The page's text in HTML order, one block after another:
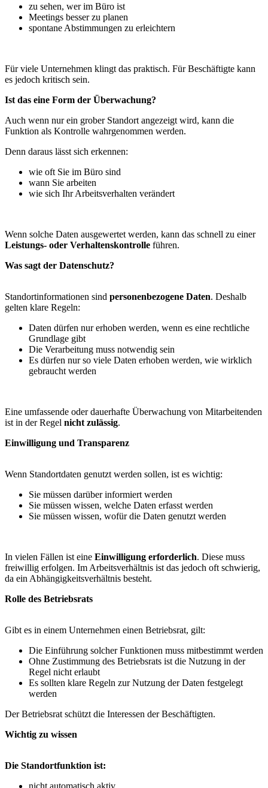
zu sehen, wer im Büro ist
Meetings besser zu planen
spontane Abstimmungen zu erleichtern
Für viele Unternehmen klingt das praktisch. Für Beschäftigte kann
es jedoch kritisch sein.
Ist das eine Form der Überwachung?
Auch wenn nur ein grober Standort angezeigt wird, kann die
Funktion als Kontrolle wahrgenommen werden.
Denn daraus lässt sich erkennen:
wie oft Sie im Büro sind
wann Sie arbeiten
wie sich Ihr Arbeitsverhalten verändert
Wenn solche Daten ausgewertet werden, kann das schnell zu einer
Leistungs- oder Verhaltenskontrolle führen.
Was sagt der Datenschutz?
Standortinformationen sind personenbezogene Daten. Deshalb
gelten klare Regeln:
Daten dürfen nur erhoben werden, wenn es eine rechtliche
Grundlage gibt
Die Verarbeitung muss notwendig sein
Es dürfen nur so viele Daten erhoben werden, wie wirklich
gebraucht werden
Eine umfassende oder dauerhafte Überwachung von Mitarbeitenden
ist in der Regel nicht zulässig.
Einwilligung und Transparenz
Wenn Standortdaten genutzt werden sollen, ist es wichtig:
Sie müssen darüber informiert werden
Sie müssen wissen, welche Daten erfasst werden
Sie müssen wissen, wofür die Daten genutzt werden
In vielen Fällen ist eine Einwilligung erforderlich. Diese muss
freiwillig erfolgen. Im Arbeitsverhältnis ist das jedoch oft schwierig,
da ein Abhängigkeitsverhältnis besteht.
Rolle des Betriebsrats
Gibt es in einem Unternehmen einen Betriebsrat, gilt:
Die Einführung solcher Funktionen muss mitbestimmt werden
Ohne Zustimmung des Betriebsrats ist die Nutzung in der
Regel nicht erlaubt
Es sollten klare Regeln zur Nutzung der Daten festgelegt
werden
Der Betriebsrat schützt die Interessen der Beschäftigten.
Wichtig zu wissen
Die Standortfunktion ist:
nicht automatisch aktiv